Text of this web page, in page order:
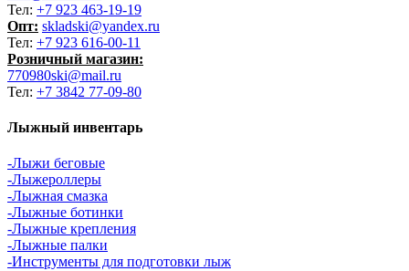
Тел: +7 923 463-19-19
Опт: skladski@yandex.ru
Тел: +7 923 616-00-11
Розничный магазин:
770980ski@mail.ru
Тел: +7 3842 77-09-80
Лыжный инвентарь
-Лыжи беговые
-Лыжероллеры
-Лыжная смазка
-Лыжные ботинки
-Лыжные крепления
-Лыжные палки
-Инструменты для подготовки лыж